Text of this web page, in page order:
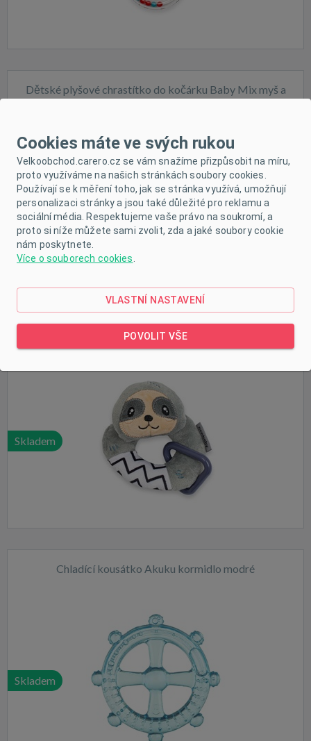
Dětské plyšové chrastítko do kočárku Baby Mix myš a
Skladem
Dětské plyšové chrastítko New Baby Sloth
Skladem
Chladící kousátko Akuku kormidlo modré
Skladem
Cookies máte ve svých rukou
Velkoobchod.carero.cz se vám snažíme přizpůsobit na míru,
proto využíváme na našich stránkách soubory cookies.
Používají se k měření toho, jak se stránka využívá, umožňují
personalizaci stránky a jsou také důležité pro reklamu a
sociální média. Respektujeme vaše právo na soukromí, a
proto si níže můžete sami zvolit, zda a jaké soubory cookie
nám poskytnete.
Více o souborech cookies
VLASTNÍ NASTAVENÍ
POVOLIT VŠE